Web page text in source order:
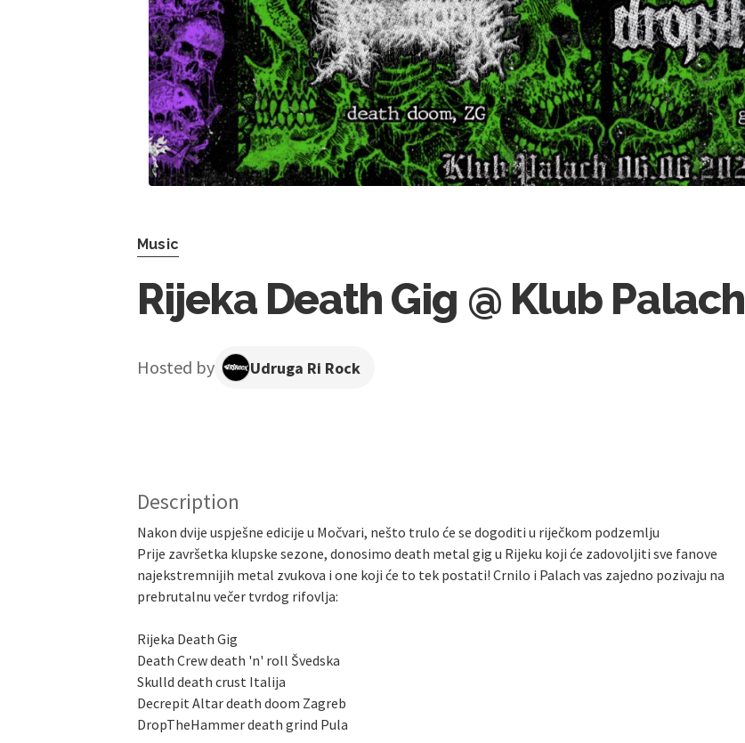
Music
Rijeka Death Gig @ Klub Palach
Hosted by Udruga Ri Rock
Description
Nakon dvije uspješne edicije u Močvari, nešto trulo će se dogoditi u riječkom podzemlju
Prije završetka klupske sezone, donosimo death metal gig u Rijeku koji će zadovoljiti sve fanove
najekstremnijih metal zvukova i one koji će to tek postati! Crnilo i Palach vas zajedno pozivaju na
prebrutalnu večer tvrdog rifovlja:
Rijeka Death Gig
Death Crew death 'n' roll Švedska
Skulld death crust Italija
Decrepit Altar death doom Zagreb
DropTheHammer death grind Pula